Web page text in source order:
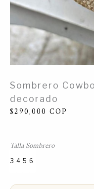
Sombrero
decorado
$290,000 COP
Talla Sombrero
3 4 5 6